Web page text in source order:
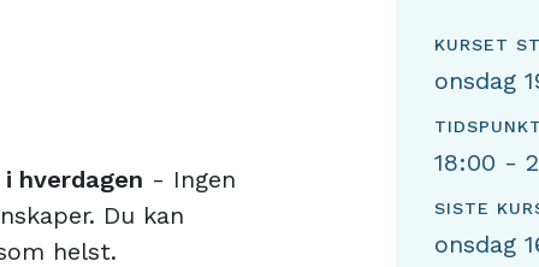
KURSET
onsdag
18:00 -
SISTE
onsdag
hverdagen - Ingen
Du kan
helst.